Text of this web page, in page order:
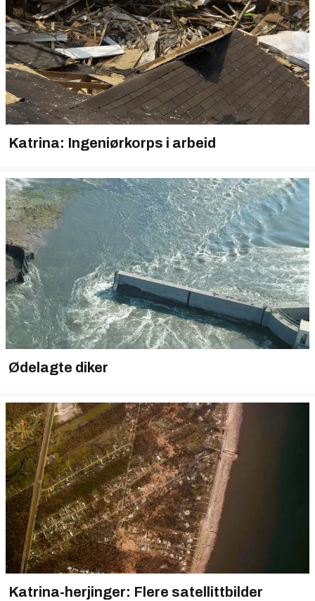
Katrina: Ingeniørkorps i arbeid
Ødelagte diker
Katrina-herjinger: Flere satellittbilder